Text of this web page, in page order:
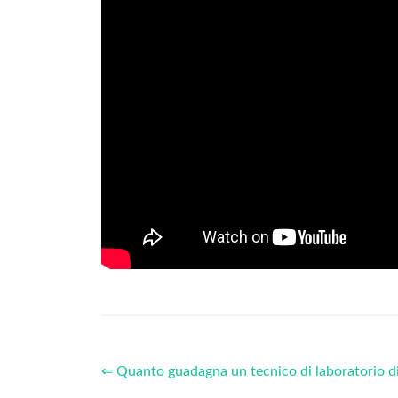
⇐ Quanto guadagna un tecnico di laboratorio